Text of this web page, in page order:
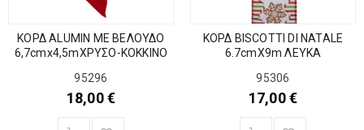
ΚΟΡΔ ALUMIN ΜΕ ΒΕΛΟΥΔΟ
6,7cmx4,5mΧΡΥΣΟ-ΚΟΚΚΙΝΟ
95296
18,00€
ΚΟΡΔ BISCOTTI DI NATALE
6.7cmX9m ΛΕΥΚΑ
95306
17,00€